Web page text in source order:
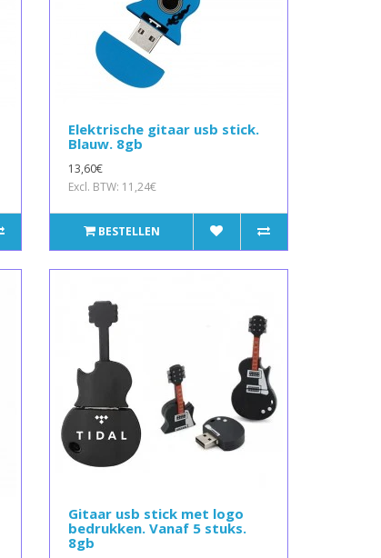
Elektrische gitaar usb stick.
Blauw. 8gb
13,60€
Excl. BTW: 11,24€
BESTELLEN
Gitaar usb stick met logo
bedrukken. Vanaf 5 stuks.
8gb